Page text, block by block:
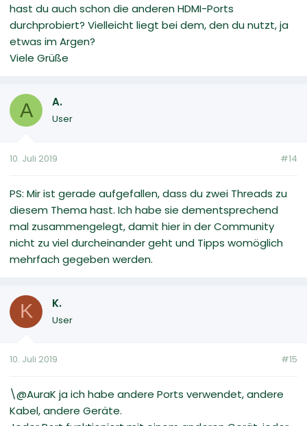
hast du auch schon die anderen HDMI-Ports
durchprobiert? Vielleicht liegt bei dem, den du nutzt, ja
etwas im Argen?
Viele Grüße
A A.
User
10. Juli 2019 #14
PS: Mir ist gerade aufgefallen, dass du zwei Threads zu
diesem Thema hast. Ich habe sie dementsprechend
mal zusammengelegt, damit hier in der Community
nicht zu viel durcheinander geht und Tipps womöglich
mehrfach gegeben werden.
K K.
User
10. Juli 2019 #15
\@AuraK ja ich habe andere Ports verwendet, andere
Kabel, andere Geräte.